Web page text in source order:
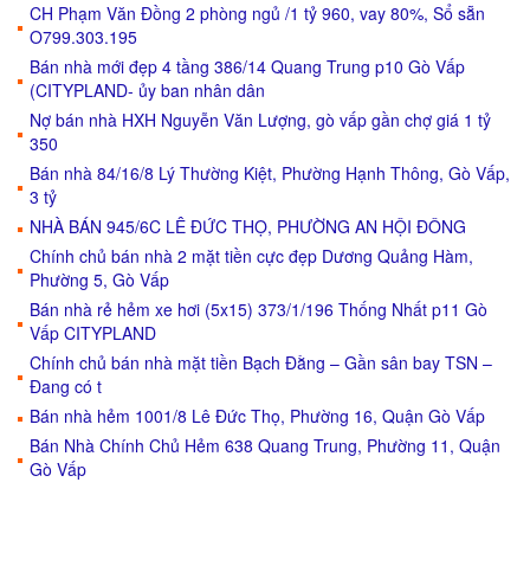
CH Phạm Văn Đồng 2 phòng ngủ /1 tỷ 960, vay 80%, Sổ sẵn
O799.303.195
Bán nhà mới đẹp 4 tầng 386/14 Quang Trung p10 Gò Vấp
(CITYPLAND- ủy ban nhân dân
Nợ bán nhà HXH Nguyễn Văn Lượng, gò vấp gần chợ giá 1 tỷ
350
Bán nhà 84/16/8 Lý Thường Kiệt, Phường Hạnh Thông, Gò Vấp,
3 tỷ
NHÀ BÁN 945/6C LÊ ĐỨC THỌ, PHƯỜNG AN HỘI ĐÔNG
Chính chủ bán nhà 2 mặt tiền cực đẹp Dương Quảng Hàm,
Phường 5, Gò Vấp
Bán nhà rẻ hẻm xe hơi (5x15) 373/1/196 Thống Nhất p11 Gò
Vấp CITYPLAND
Chính chủ bán nhà mặt tiền Bạch Đằng – Gần sân bay TSN –
Đang có t
Bán nhà hẻm 1001/8 Lê Đức Thọ, Phường 16, Quận Gò Vấp
Bán Nhà Chính Chủ Hẻm 638 Quang Trung, Phường 11, Quận
Gò Vấp